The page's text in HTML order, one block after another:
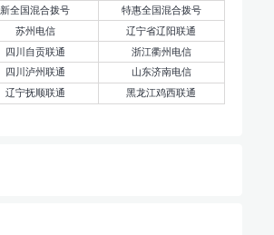
新全国混合拨号
特惠全国混合拨号
苏州电信
辽宁省辽阳联通
四川自贡联通
浙江衢州电信
四川泸州联通
山东济南电信
辽宁抚顺联通 黑龙江鸡西联通